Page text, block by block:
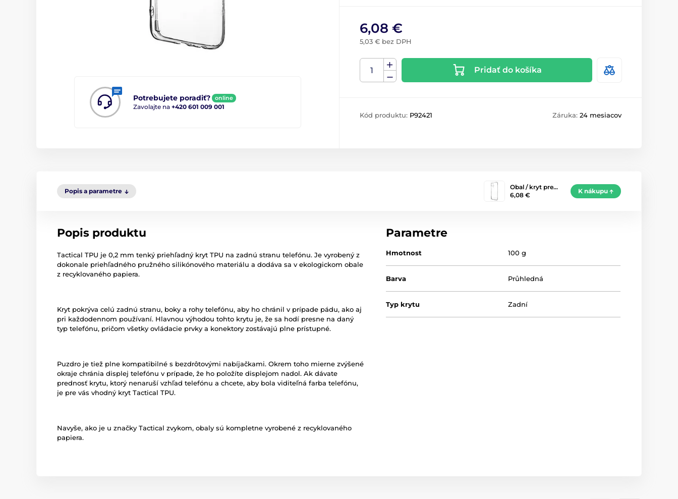
Potrebujete poradiť? online
Zavolajte na +420 601 009 001
6,08 €
5,03 € bez DPH
Pridať do košíka
Kód produktu: P92421 Záruka: 24 mesiacov
Popis a parametre
Obal / kryt pre…
6,08 €
K nákupu
Popis produktu
Tactical TPU je 0,2 mm tenký priehľadný kryt TPU na zadnú stranu telefónu. Je vyrobený z
dokonale priehľadného pružného silikónového materiálu a dodáva sa v ekologickom obale
z recyklovaného papiera.
Kryt pokrýva celú zadnú stranu, boky a rohy telefónu, aby ho chránil v prípade pádu, ako aj
pri každodennom používaní. Hlavnou výhodou tohto krytu je, že sa hodí presne na daný
typ telefónu, pričom všetky ovládacie prvky a konektory zostávajú plne prístupné.
Puzdro je tiež plne kompatibilné s bezdrôtovými nabíjačkami. Okrem toho mierne zvýšené
okraje chránia displej telefónu v prípade, že ho položíte displejom nadol. Ak dávate
prednosť krytu, ktorý nenaruší vzhľad telefónu a chcete, aby bola viditeľná farba telefónu,
je pre vás vhodný kryt Tactical TPU.
Navyše, ako je u značky Tactical zvykom, obaly sú kompletne vyrobené z recyklovaného
papiera.
Parametre
Hmotnost 100 g
Barva Průhledná
Typ krytu Zadní